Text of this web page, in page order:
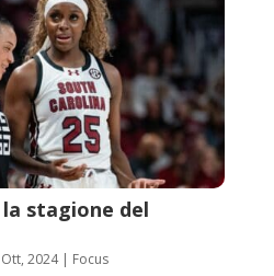
stagione del
2024| Focus